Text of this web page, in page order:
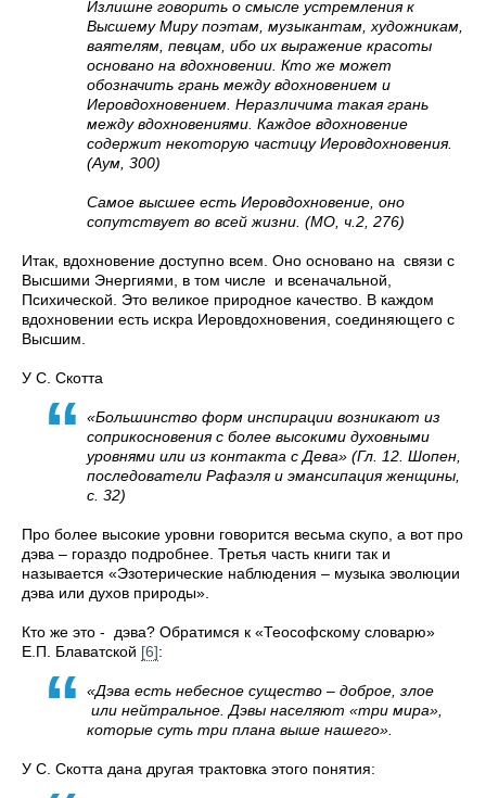
Излишне говорить о смысле устремления к
Высшему Миру поэтам, музыкантам, художникам,
ваятелям, певцам, ибо их выражение красоты
основано на вдохновении. Кто же может
обозначить грань между вдохновением и
Иеровдохновением. Неразличима такая грань
между вдохновениями. Каждое вдохновение
содержит некоторую частицу Иеровдохновения.
(Аум, 300)
Самое высшее есть Иеровдохновение, оно
сопутствует во всей жизни. (МО, ч.2, 276)
Итак, вдохновение доступно всем. Оно основано на связи с
Высшими Энергиями, в том числе и всеначальной,
Психической. Это великое природное качество. В каждом
вдохновении есть искра Иеровдохновения, соединяющего с
Высшим.
У С. Скотта
«Большинство форм инспирации возникают из
соприкосновения с более высокими духовными
уровнями или из контакта с Дева» (Гл. 12. Шопен,
последователи Рафаэля и эмансипация женщины,
с. 32)
Про более высокие уровни говорится весьма скупо, а вот про
дэва – гораздо подробнее. Третья часть книги так и
называется «Эзотерические наблюдения – музыка эволюции
дэва или духов природы».
Кто же это - дэва? Обратимся к «Теософскому словарю»
Е.П. Блаватской [6]:
«Дэва есть небесное существо – доброе, злое
или нейтральное. Дэвы населяют «три мира»,
которые суть три плана выше нашего».
У С. Скотта дана другая трактовка этого понятия: